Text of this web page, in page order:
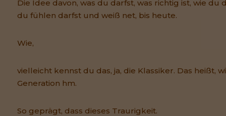
Die Idee davon, was du darfst, was richtig ist, wie du
du fühlen darfst und weiß net, bis heute.
Wie,
vielleicht kennst du das, ja, die Klassiker. Das heißt,
Generation hm.
So geprägt, dass dieses Traurigkeit.